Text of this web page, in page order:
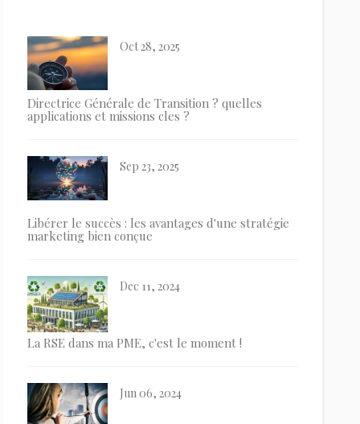
Oct 28, 2025
Directrice Générale de Transition ? quelles
applications et missions cles ?
Sep 23, 2025
Libérer le succès : les avantages d'une stratégie
marketing bien conçue
Dec 11, 2024
La RSE dans ma PME, c'est le moment !
Jun 06, 2024